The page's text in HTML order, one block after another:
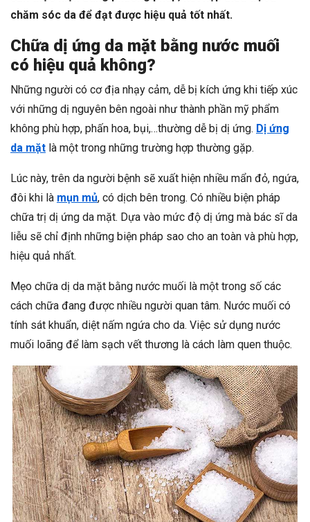
chăm sóc da để đạt được hiệu quả tốt nhất.
Chữa dị ứng da mặt bằng nước muối
có hiệu quả không?
Những người có cơ địa nhạy cảm, dễ bị kích ứng khi tiếp xúc
với những dị nguyên bên ngoài như thành phần mỹ phẩm
không phù hợp, phấn hoa, bụi,…thường dễ bị dị ứng. Dị ứng
da mặt là một trong những trường hợp thường gặp.
Lúc này, trên da người bệnh sẽ xuất hiện nhiều mẩn đỏ, ngứa,
đôi khi là mụn mủ, có dịch bên trong. Có nhiều biện pháp
chữa trị dị ứng da mặt. Dựa vào mức độ dị ứng mà bác sĩ da
liễu sẽ chỉ định những biện pháp sao cho an toàn và phù hợp,
hiệu quả nhất.
Mẹo chữa dị da mặt bằng nước muối là một trong số các
cách chữa đang được nhiều người quan tâm. Nước muối có
tính sát khuẩn, diệt nấm ngứa cho da. Việc sử dụng nước
muối loãng để làm sạch vết thương là cách làm quen thuộc.